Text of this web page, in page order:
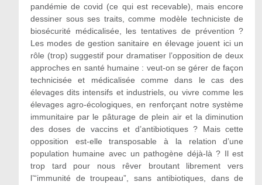
pandémie de covid (ce qui est recevable), mais encore
dessiner sous ses traits, comme modèle techniciste de
biosécurité médicalisée, les tentatives de prévention ?
Les modes de gestion sanitaire en élevage jouent ici un
rôle (trop) suggestif pour dramatiser l’opposition de deux
approches en santé humaine : veut-on se gérer de façon
technicisée et médicalisée comme dans le cas des
élevages dits intensifs et industriels, ou vivre comme les
élevages agro-écologiques, en renforçant notre système
immunitaire par le pâturage de plein air et la diminution
des doses de vaccins et d’antibiotiques ? Mais cette
opposition est-elle transposable à la relation d’une
population humaine avec un pathogène déjà-là ? Il est
trop tard pour nous rêver broutant librement vers
l’“immunité de troupeau”, sans antibiotiques, dans de